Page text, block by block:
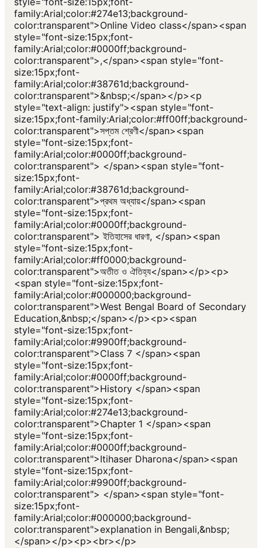
family:Arial;color:#274e13;background-
color:transparent">Online Video class</span><span
style="font-size:15px;font-
family:Arial;color:#0000ff;background-
color:transparent">,</span><span style="font-
size:15px;font-
family:Arial;color:#38761d;background-
color:transparent">&nbsp;</span></p><p
style="text-align: justify"><span style="font-
size:15px;font-family:Arial;color:#ff00ff;background-
color:transparent">সপ্তম শ্রেণী</span><span
style="font-size:15px;font-
family:Arial;color:#0000ff;background-
color:transparent"> </span><span style="font-
size:15px;font-
family:Arial;color:#38761d;background-
color:transparent">প্রথম অধ্যায়</span><span
style="font-size:15px;font-
family:Arial;color:#0000ff;background-
color:transparent"> ইতিহাসের ধারণা, </span><span
style="font-size:15px;font-
family:Arial;color:#ff0000;background-
color:transparent">অতীত ও ঐতিহ্য</span></p><p>
<span style="font-size:15px;font-
family:Arial;color:#000000;background-
color:transparent">West Bengal Board of Secondary
Education,&nbsp;</span></p><p><span
style="font-size:15px;font-
family:Arial;color:#9900ff;background-
color:transparent">Class 7 </span><span
style="font-size:15px;font-
family:Arial;color:#0000ff;background-
color:transparent">History </span><span
style="font-size:15px;font-
family:Arial;color:#274e13;background-
color:transparent">Chapter 1 </span><span
style="font-size:15px;font-
family:Arial;color:#0000ff;background-
color:transparent">Itihaser Dharona</span><span
style="font-size:15px;font-
family:Arial;color:#9900ff;background-
color:transparent"> </span><span style="font-
size:15px;font-
family:Arial;color:#000000;background-
color:transparent">explanation in Bengali,&nbsp;
</span></p><p><br></p>